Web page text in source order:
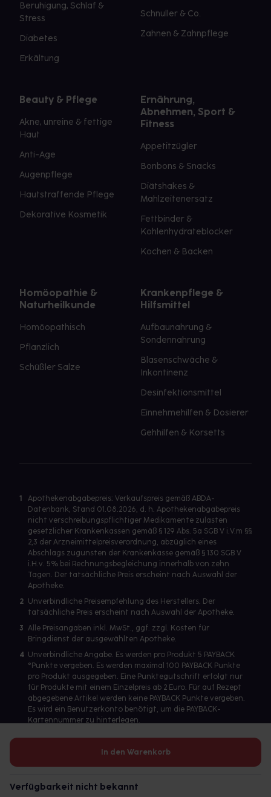
In den Warenkorb
Verfügbarkeit nicht bekannt
Beruhigung, Schlaf &
Stress
Diabetes
Erkältung
Schnuller & Co.
Zahnen & Zahnpflege
Beauty & Pflege
Akne, unreine & fettige
Haut
Anti-Age
Augenpflege
Hautstraffende Pflege
Dekorative Kosmetik
Ernährung,
Abnehmen, Sport &
Fitness
Appetitzügler
Bonbons & Snacks
Diätshakes &
Mahlzeitenersatz
Fettbinder &
Kohlenhydrateblocker
Kochen & Backen
Homöopathie &
Naturheilkunde
Homöopathisch
Pflanzlich
Schüßler Salze
Krankenpflege &
Hilfsmittel
Aufbaunahrung &
Sondennahrung
Blasenschwäche &
Inkontinenz
Desinfektionsmittel
Einnehmehilfen & Dosierer
Gehhilfen & Korsetts
1
Apothekenabgabepreis: Verkaufspreis gemäß ABDA-
Datenbank, Stand 01.08.2026, d. h. Apothekenabgabepreis
nicht verschreibungspflichtiger Medikamente zulasten
gesetzlicher Krankenkassen gemäß § 129 Abs. 5a SGB V i.V.m §§
2,3 der Arzneimittelpreisverordnung, abzüglich eines
Abschlags zugunsten der Krankenkasse gemäß § 130 SGB V
i.H.v. 5% bei Rechnungsbegleichung innerhalb von zehn
Tagen. Der tatsächliche Preis erscheint nach Auswahl der
Apotheke.
2 Unverbindliche Preisempfehlung des Herstellers. Der
tatsächliche Preis erscheint nach Auswahl der Apotheke.
3 Alle Preisangaben inkl. MwSt., ggf. zzgl. Kosten für
Bringdienst der ausgewählten Apotheke.
4 Unverbindliche Angabe. Es werden pro Produkt 5 PAYBACK
°Punkte vergeben. Es werden maximal 100 PAYBACK Punkte
pro Produkt ausgegeben. Eine Punktegutschrift erfolgt nur
für Produkte mit einem Einzelpreis ab 2 Euro. Für auf Rezept
abgegebene Artikel werden keine PAYBACK Punkte vergeben.
Es wird ein Benutzerkonto benötigt, um die PAYBACK-
Kartennummer zu hinterlegen.
Betreiber des Portals und verantwortlich: gesund.de GmbH &